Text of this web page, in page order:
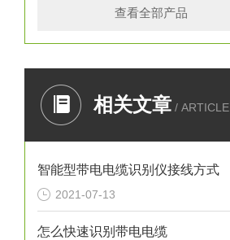
查看全部产品
相关文章 / ARTICLE
智能型带电电缆识别仪接线方式
2021-07-13
怎么快速识别带电电缆